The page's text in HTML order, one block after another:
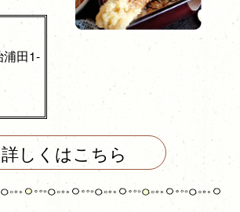
田1-
詳しくはこちら